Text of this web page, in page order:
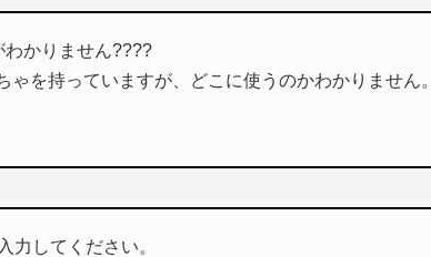
わかりません????
ゃを持っていますが、どこに使うのかわかりません。
力してください。